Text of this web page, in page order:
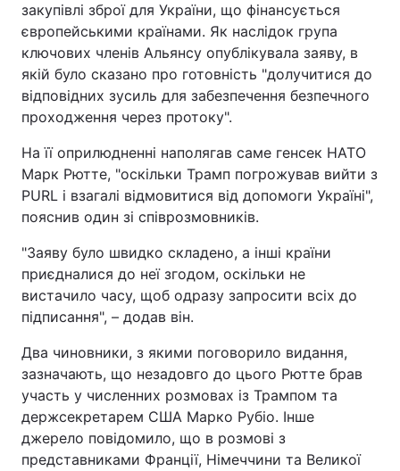
закупівлі зброї для України, що фінансується
європейськими країнами. Як наслідок група
ключових членів Альянсу опублікувала заяву, в
якій було сказано про готовність "долучитися до
відповідних зусиль для забезпечення безпечного
проходження через протоку".
На її оприлюдненні наполягав саме генсек НАТО
Марк Рютте, "оскільки Трамп погрожував вийти з
PURL і взагалі відмовитися від допомоги Україні",
пояснив один зі співрозмовників.
"Заяву було швидко складено, а інші країни
приєдналися до неї згодом, оскільки не
вистачило часу, щоб одразу запросити всіх до
підписання", – додав він.
Два чиновники, з якими поговорило видання,
зазначають, що незадовго до цього Рютте брав
участь у численних розмовах із Трампом та
держсекретарем США Марко Рубіо. Інше
джерело повідомило, що в розмові з
представниками Франції, Німеччини та Великої